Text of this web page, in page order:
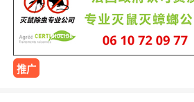
推广